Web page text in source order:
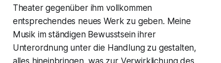
Theater gegenüber ihm vollkommen
entsprechendes neues Werk zu geben. Meine
Musik im ständigen Bewusstsein ihrer
Unterordnung unter die Handlung zu gestalten,
alles hineinbringen, was zur Verwirklichung des